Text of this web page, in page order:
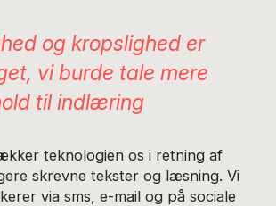
og kropslighed er
vi burde tale mere
til indlæring
teknologien os i retning af
skrevne tekster og læsning. Vi
via sms, e-mail og på sociale